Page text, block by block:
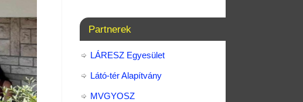
Partnerek
LÁRESZ Egyesület
Látó-tér Alapítvány
MVGYOSZ